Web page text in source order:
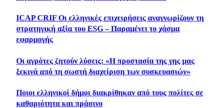
ICAP CRIF Οι ελληνικές επιχειρήσεις αναγνωρίζουν τη
στρατηγική αξία του ESG – Παραμένει το χάσμα
εφαρμογής
Οι αγρότες ζητούν λύσεις: «Η προστασία της γης μας
ξεκινά από τη σωστή διαχείριση των συσκευασιών»
Ποιοι ελληνικοί δήμοι διακρίθηκαν από τους πολίτες σε
καθαριότητα και πράσινο